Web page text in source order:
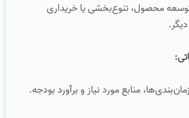
توسعه محصول، تنوع‌بخشی یا خریداری
منابع مورد نیاز و برآورد بودجه.